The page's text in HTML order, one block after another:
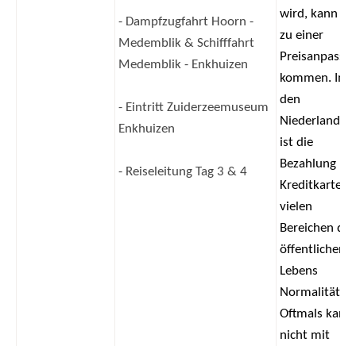
- Dampfzugfahrt Hoorn -
Medemblik & Schifffahrt
Medemblik - Enkhuizen
- Eintritt Zuiderzeemuseum
Enkhuizen
- Reiseleitung Tag 3 & 4
wird, kann es
zu einer
kommen. In
den
Niederlanden
ist die
Bezahlung
Kreditkarte in
vielen
Bereichen des
öffentlichen
Lebens
Normalität.
Oftmals kann
nicht mit